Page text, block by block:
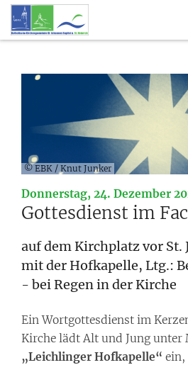
© EBK / Knut Junker
Donnerstag, 24. Dezember
Gottesdienst im
auf dem Kirchplatz vor St.
mit der Hofkapelle, Ltg.:
- bei Regen in der Kirche
Ein Wortgottesdienst im
Kirche lädt Alt und Jung
„Leichlinger Hofkapelle“ ein,